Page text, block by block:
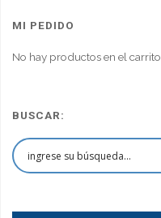
MI PEDIDO
No hay productos en el carrito.
BUSCAR: